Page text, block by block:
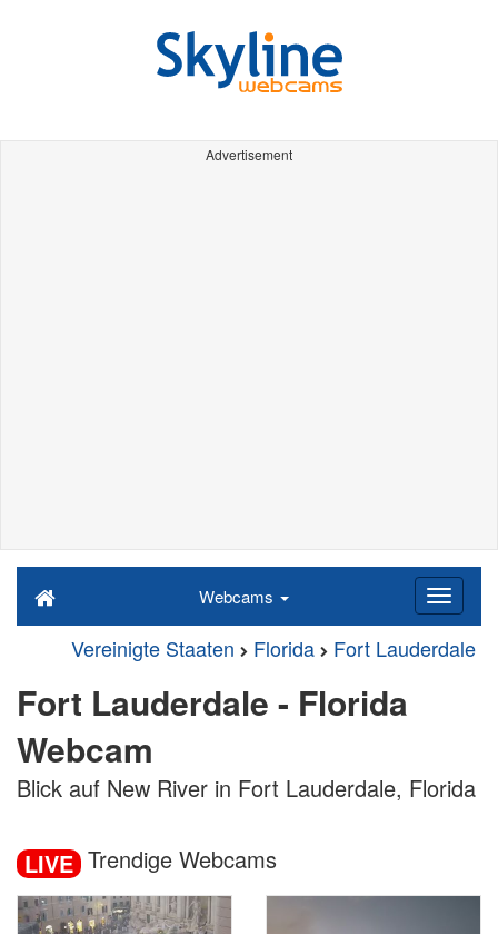
Advertisement
Webcams
Vereinigte Staaten Florida Fort Lauderdale
Fort Lauderdale - Florida
Webcam
Blick auf New River in Fort Lauderdale, Florida
LIVE Trendige Webcams